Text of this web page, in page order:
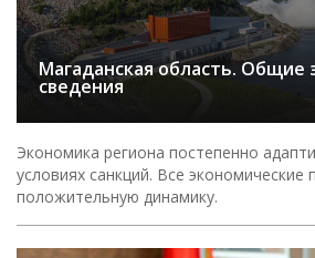
Магаданская область. Общие
сведения
Экономика региона постепенно
условиях санкций. Все экономические
положительную динамику.